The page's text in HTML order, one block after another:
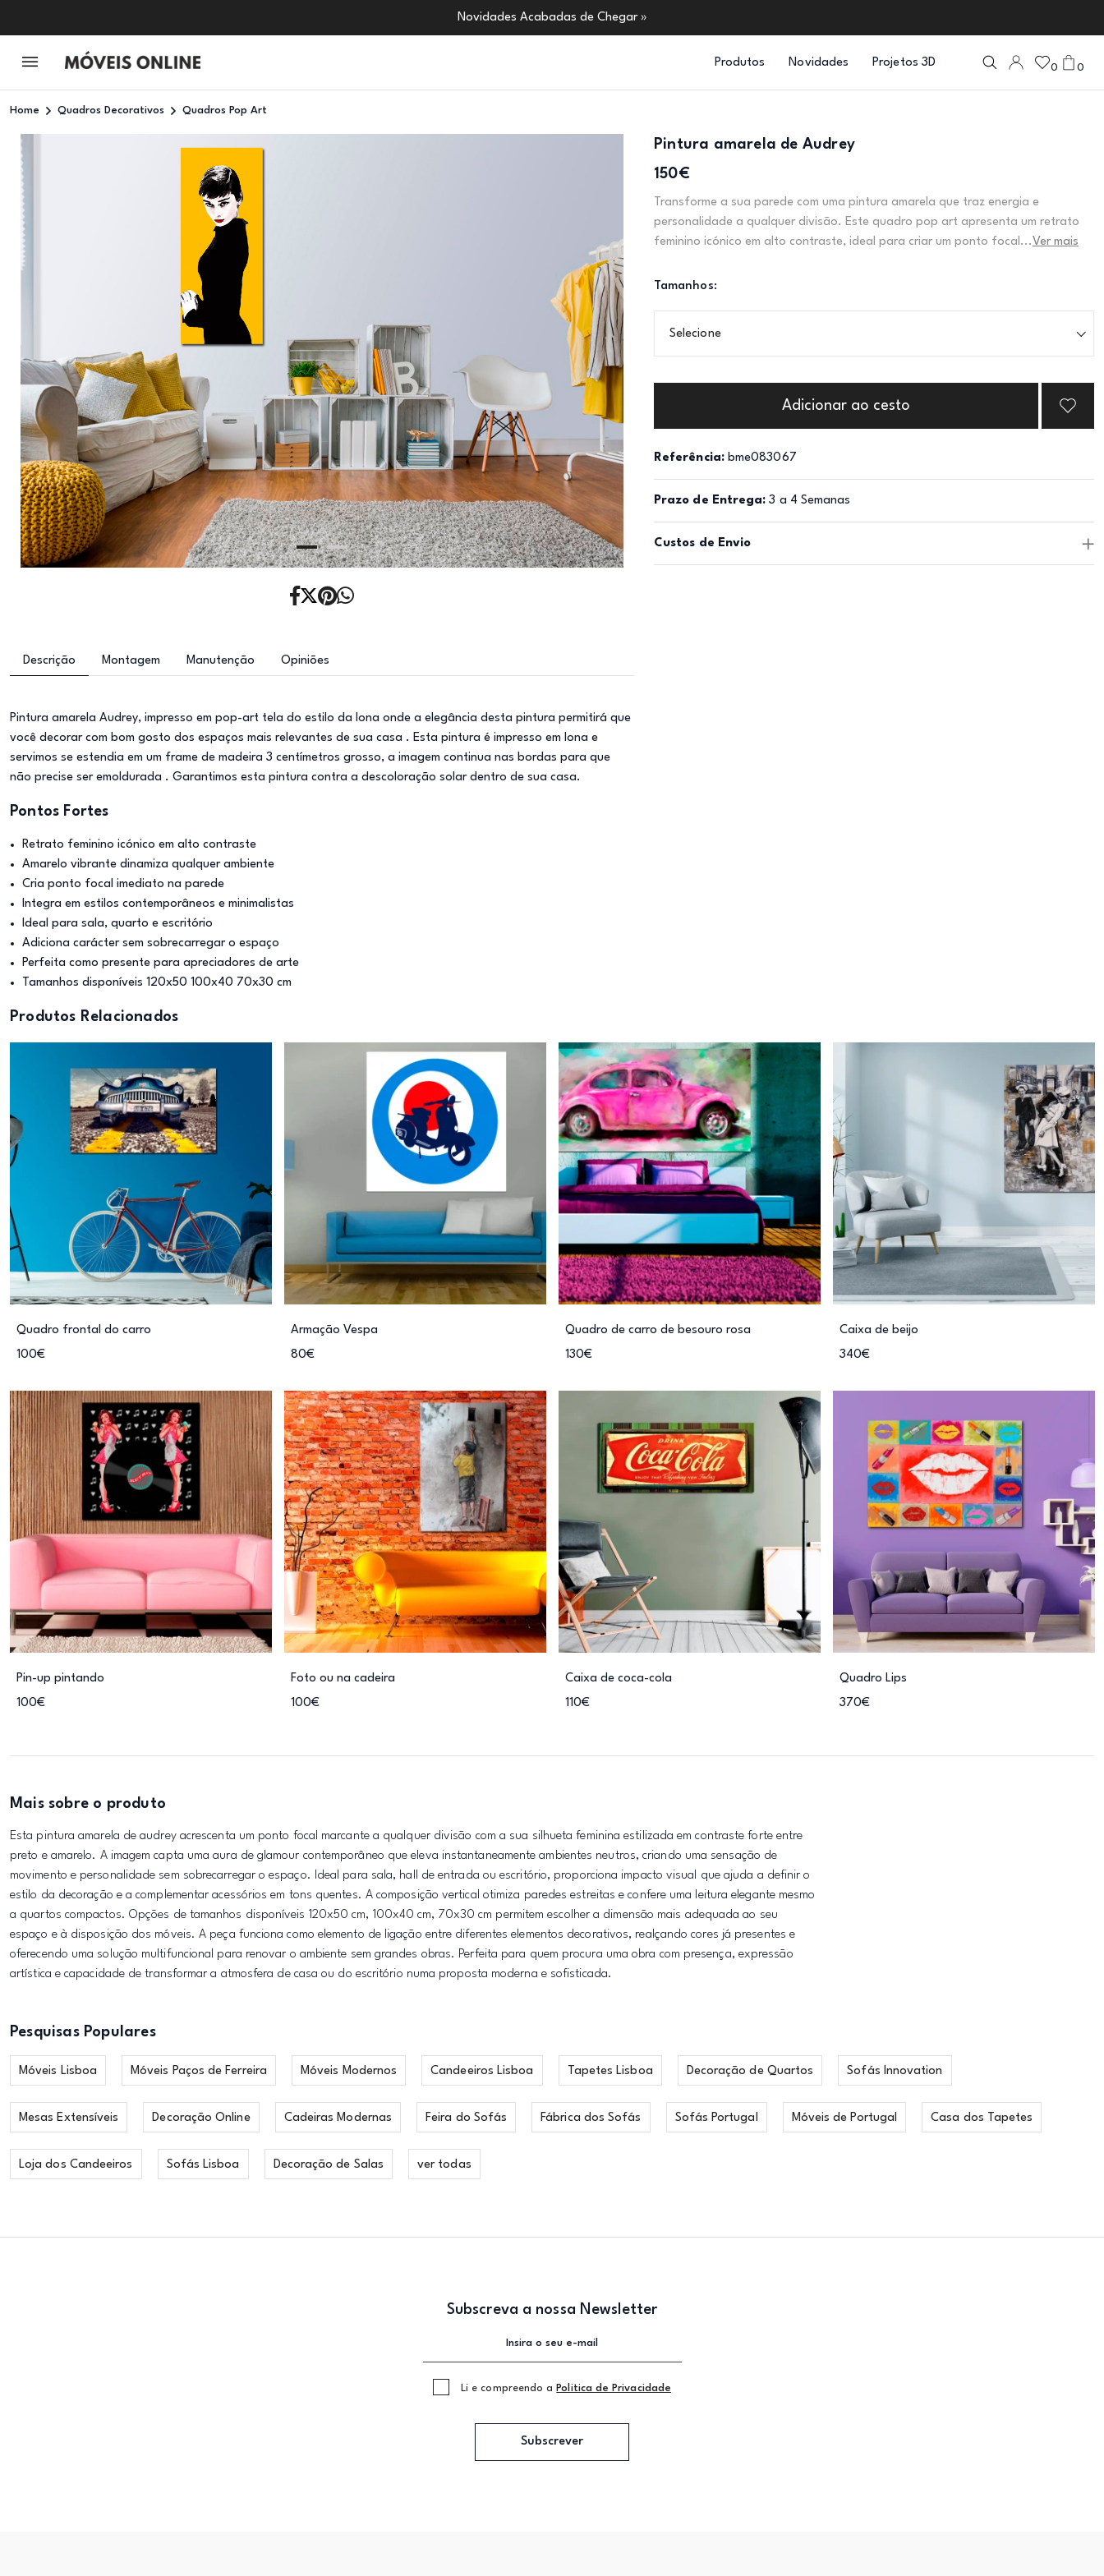
Novidades Acabadas de Chegar »
Produtos Novidades Projetos 3D 0 0
Home Quadros Decorativos Quadros Pop Art
Pintura amarela de Audrey
150€
Transforme a sua parede com uma pintura amarela que traz energia e
personalidade a qualquer divisão. Este quadro pop art apresenta um retrato
feminino icónico em alto contraste, ideal para criar um ponto focal... Ver mais
Tamanhos:
Selecione
Adicionar ao cesto
Referência: bme083067
Prazo de Entrega: 3 a 4 Semanas
Custos de Envio
Descrição Montagem Manutenção Opiniões
Pintura amarela Audrey, impresso em pop-art tela do estilo da lona onde a elegância desta pintura permitirá que
você decorar com bom gosto dos espaços mais relevantes de sua casa . Esta pintura é impresso em lona e
servimos se estendia em um frame de madeira 3 centímetros grosso, a imagem continua nas bordas para que
não precise ser emoldurada . Garantimos esta pintura contra a descoloração solar dentro de sua casa.
Pontos Fortes
Retrato feminino icónico em alto contraste
Amarelo vibrante dinamiza qualquer ambiente
Cria ponto focal imediato na parede
Integra em estilos contemporâneos e minimalistas
Ideal para sala, quarto e escritório
Adiciona carácter sem sobrecarregar o espaço
Perfeita como presente para apreciadores de arte
Tamanhos disponíveis 120x50 100x40 70x30 cm
Produtos Relacionados
Quadro frontal do carro
100€
Armação Vespa
80€
Quadro de carro de besouro rosa
130€
Caixa de beijo
340€
Pin-up pintando
100€
Foto ou na cadeira
100€
Caixa de coca-cola
110€
Quadro Lips
370€
Mais sobre o produto
Esta pintura amarela de audrey acrescenta um ponto focal marcante a qualquer divisão com a sua silhueta feminina estilizada em contraste forte entre
preto e amarelo. A imagem capta uma aura de glamour contemporâneo que eleva instantaneamente ambientes neutros, criando uma sensação de
movimento e personalidade sem sobrecarregar o espaço. Ideal para sala, hall de entrada ou escritório, proporciona impacto visual que ajuda a definir o
estilo da decoração e a complementar acessórios em tons quentes. A composição vertical otimiza paredes estreitas e confere uma leitura elegante mesmo
a quartos compactos. Opções de tamanhos disponíveis 120x50 cm, 100x40 cm, 70x30 cm permitem escolher a dimensão mais adequada ao seu
espaço e à disposição dos móveis. A peça funciona como elemento de ligação entre diferentes elementos decorativos, realçando cores já presentes e
oferecendo uma solução multifuncional para renovar o ambiente sem grandes obras. Perfeita para quem procura uma obra com presença, expressão
artística e capacidade de transformar a atmosfera de casa ou do escritório numa proposta moderna e sofisticada.
Pesquisas Populares
Móveis Lisboa Móveis Paços de Ferreira Móveis Modernos Candeeiros Lisboa Tapetes Lisboa Decoração de Quartos Sofás Innovation
Mesas Extensíveis Decoração Online Cadeiras Modernas Feira do Sofás Fábrica dos Sofás Sofás Portugal Móveis de Portugal Casa dos Tapetes
Loja dos Candeeiros Sofás Lisboa Decoração de Salas ver todas
Subscreva a nossa Newsletter
Li e compreendo a Politica de Privacidade
Subscrever